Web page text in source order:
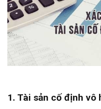
1. Tài sản cố định vô